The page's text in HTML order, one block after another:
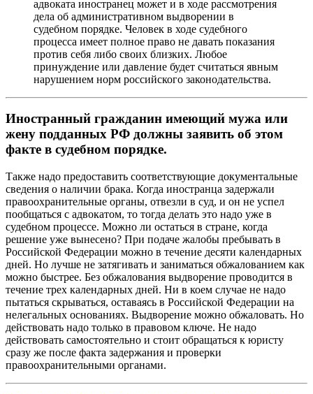
адвоката иностранец может и в ходе рассмотрения
дела об административном выдворении в
судебном порядке. Человек в ходе судебного
процесса имеет полное право не давать показания
против себя либо своих близких. Любое
принуждение или давление будет считаться явным
нарушением норм российского законодательства.
Иностранный гражданин имеющий мужа или
жену подданных РФ должны заявить об этом
факте в судебном порядке.
Также надо предоставить соответствующие документальные
сведения о наличии брака. Когда иностранца задержали
правоохранительные органы, отвезли в суд, и он не успел
пообщаться с адвокатом, то тогда делать это надо уже в
судебном процессе. Можно ли остаться в стране, когда
решение уже вынесено? При подаче жалобы пребывать в
Российской Федерации можно в течение десяти календарных
дней. Но лучше не затягивать и заниматься обжалованием как
можно быстрее. Без обжалования выдворение проводится в
течение трех календарных дней. Ни в коем случае не надо
пытаться скрываться, оставаясь в Российской Федерации на
нелегальных основаниях. Выдворение можно обжаловать. Но
действовать надо только в правовом ключе. Не надо
действовать самостоятельно и стоит обращаться к юристу
сразу же после факта задержания и проверки
правоохранительными органами.